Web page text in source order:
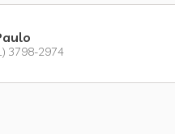
3798-2974